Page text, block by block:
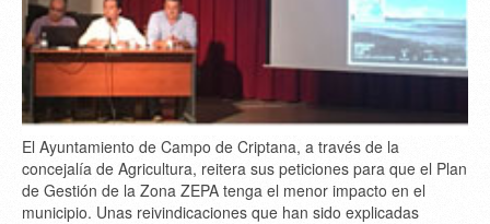
El Ayuntamiento de Campo de Criptana, a través de la
concejalía de Agricultura, reitera sus peticiones para que el Plan
de Gestión de la Zona ZEPA tenga el menor impacto en el
municipio. Unas reivindicaciones que han sido explicadas